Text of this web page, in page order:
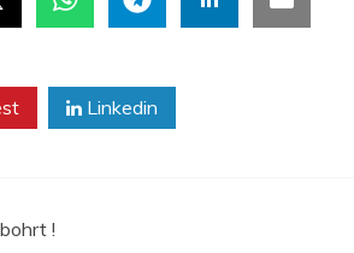
Linkedin